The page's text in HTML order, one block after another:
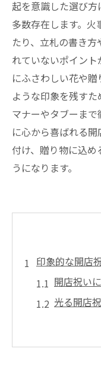
起を意識した選び
多数存在します。
たり、立札の書き
れていないポイン
にふさわしい花や
ような印象を残す
マナーやタブーま
に心から喜ばれる
付け、贈り物に込
うになります。
印象的な開店
開店祝い
光る開店
開店祝い